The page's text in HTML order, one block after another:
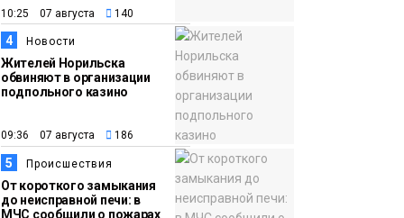
15:15
06 августа
Образование
Как устроено
школьное питание в
Норильске: льготы,
меню и порядок
оплаты
10:25 07 августа 140
4 Новости
Жителей Норильска
обвиняют в организации
подпольного казино
09:36 07 августа 186
5 Происшествия
От короткого замыкания
до неисправной печи: в
МЧС сообщили о пожарах